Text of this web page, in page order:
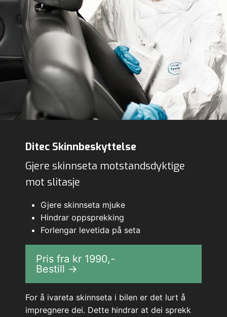
Ditec Skinnbeskyttelse
Gjere skinnseta motstandsdyktige
mot slitasje
Gjere skinnseta mjuke
Hindrar oppsprekking
Forlengar levetida på seta
Pris fra kr 1990,-
Bestill →
For å ivareta skinnseta i bilen er det lurt å
impregnere dei. Dette hindrar at dei sprekk